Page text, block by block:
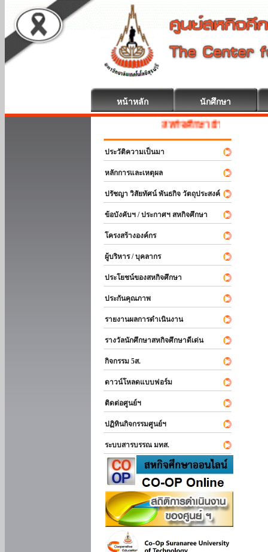
หน้าหลัก นักศึกษา
สหกิจศึกษา ยินดีต้อนรับ
ประวัติความเป็นมา
หลักการและเหตุผล
ปรัชญา วิสัยทัศน์ พันธกิจ วัตถุประสงค์
ข้อบังคับฯ / ประกาศฯ สหกิจศึกษา
โครงสร้างองค์กร
ผู้บริหาร / บุคลากร
ประโยชน์ของสหกิจศึกษา
ประกันคุณภาพ
รายงานผลการดำเนินงาน
รางวัลนักศึกษาสหกิจศึกษาดีเด่น
กิจกรรม 5ส.
ดาวน์โหลดแบบฟอร์ม
ติดต่อศูนย์ฯ
ปฏิทินกิจกรรมศูนย์ฯ
ระบบสารบรรณ มทส.